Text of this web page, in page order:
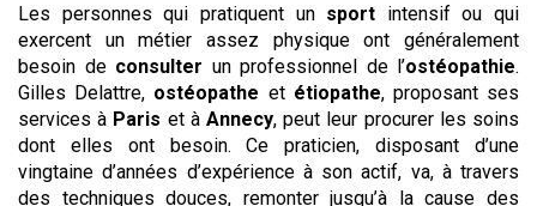
Les personnes qui pratiquent un sport intensif ou qui
exercent un métier assez physique ont généralement
besoin de consulter un professionnel de l’ostéopathie.
Gilles Delattre, ostéopathe et étiopathe, proposant ses
services à Paris et àAnnecy, peut leur procurer les soins
dont elles ont besoin. Ce praticien, disposant d’une
vingtaine d’années d’expérience à son actif, va, à travers
des techniques douces, remonter jusqu’à la cause des